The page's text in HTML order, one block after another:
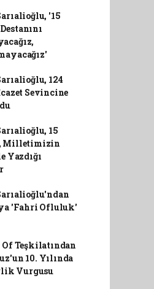
'15
124
Sevincine
15
Milletimizin
Yazdığı
'Fahri Ofluluk'
Teşkilatından
10. Yılında
Vurgusu